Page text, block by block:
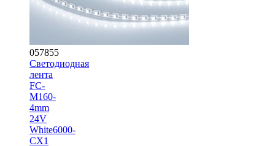
057855
Светодиодная
лента
FC-
M160-
4mm
24V
White6000-
CX1